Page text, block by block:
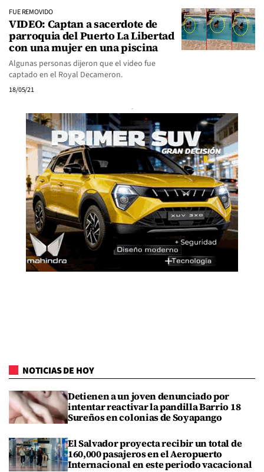
FUE REMOVIDO
VIDEO: Captan a sacerdote de
parroquia del Puerto La Libertad
con una mujer en una piscina
Algunas personas dijeron que el video fue
captado en el Royal Decameron.
18/05/21
NOTICIAS DE HOY
Detienen a un joven denunciado por
intentar reactivar la pandilla Barrio 18
Sureños en colonias de Soyapango
El Salvador proyecta recibir un total de
160,000 pasajeros en el Aeropuerto
Internacional en este periodo vacacional